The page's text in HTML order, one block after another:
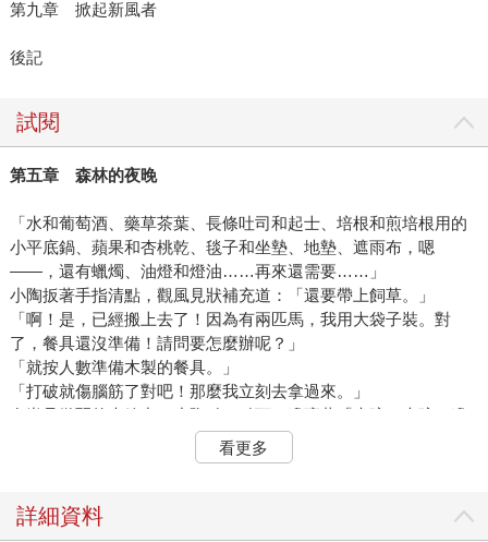
第九章 掀起新風者
後記
試閱
第五章 森林的夜晚
「水和葡萄酒、藥草茶葉、長條吐司和起士、培根和煎培根用的
小平底鍋、蘋果和杏桃乾、毯子和坐墊、地墊、遮雨布，嗯
――，還有蠟燭、油燈和燈油……再來還需要……」
小陶扳著手指清點，觀風見狀補充道：「還要帶上飼草。」
「啊！是，已經搬上去了！因為有兩匹馬，我用大袋子裝。對
了，餐具還沒準備！請問要怎麼辦呢？」
「就按人數準備木製的餐具。」
「打破就傷腦筋了對吧！那麼我立刻去拿過來。」
在尚且微弱的光線中，小陶點了點頭，邊嚷著「木碗、木碗」邊
這裡是黎明時分的大宅前庭。
霧而一片白濛濛，不過上空十分澄澈。看來應該不會下雨。
看更多
詳細資料